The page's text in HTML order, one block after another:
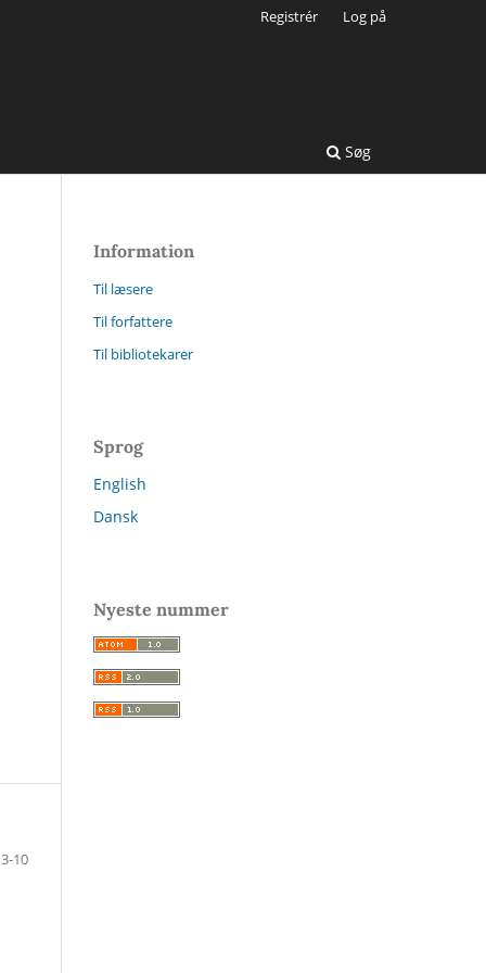
Søg
Registrér Log på
3-10
Information
Til læsere
Til forfattere
Til bibliotekarer
Sprog
English
Dansk
Nyeste nummer